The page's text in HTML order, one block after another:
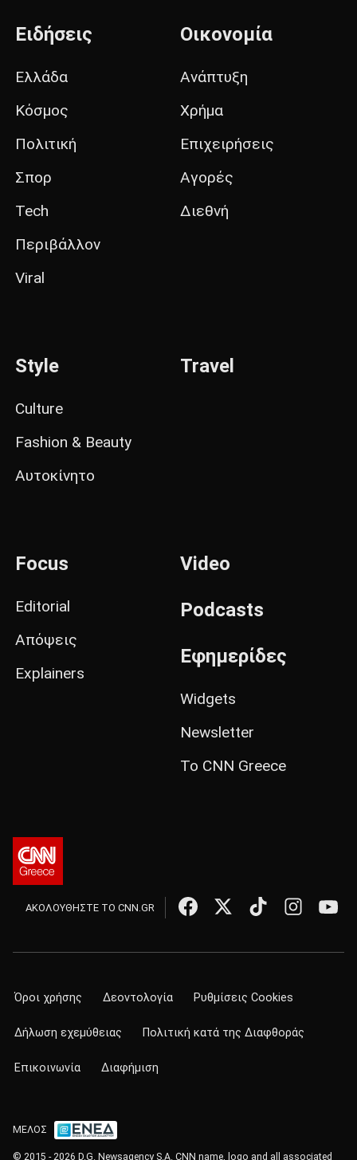
Ειδήσεις
Ελλάδα
Κόσμος
Πολιτική
Σπορ
Tech
Περιβάλλον
Viral
Οικονομία
Ανάπτυξη
Χρήμα
Επιχειρήσεις
Αγορές
Διεθνή
Style
Culture
Fashion & Beauty
Αυτοκίνητο
Travel
Focus
Editorial
Απόψεις
Explainers
Video
Podcasts
Εφημερίδες
Widgets
Newsletter
Το CNN Greece
ΑΚΟΛΟΥΘΗΣΤΕ ΤΟ CNN.GR
Όροι χρήσης Δεοντολογία Ρυθμίσεις Cookies
Δήλωση εχεμύθειας Πολιτική κατά της Διαφθοράς
Επικοινωνία Διαφήμιση
ΜΕΛΟΣ
© 2015 - 2026 D.G. Newsagency S.A. CNN name, logo and all associated